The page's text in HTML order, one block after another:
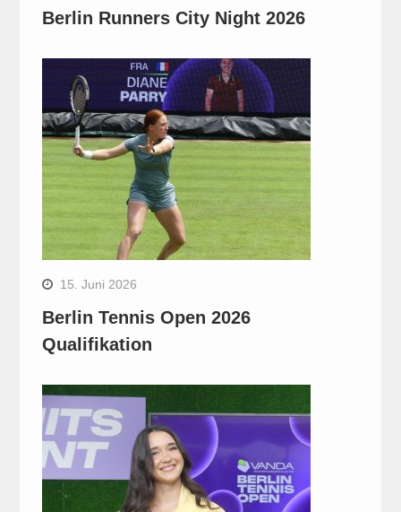
Berlin Runners City Night 2026
15. Juni 2026
Berlin Tennis Open 2026
Qualifikation